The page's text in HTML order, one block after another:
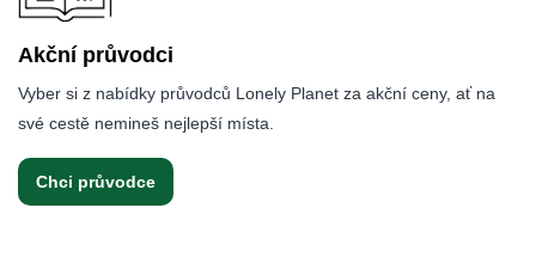
Akční průvodci
Vyber si z nabídky průvodců Lonely Planet za akční ceny, ať na
své cestě nemineš nejlepší místa.
Chci průvodce